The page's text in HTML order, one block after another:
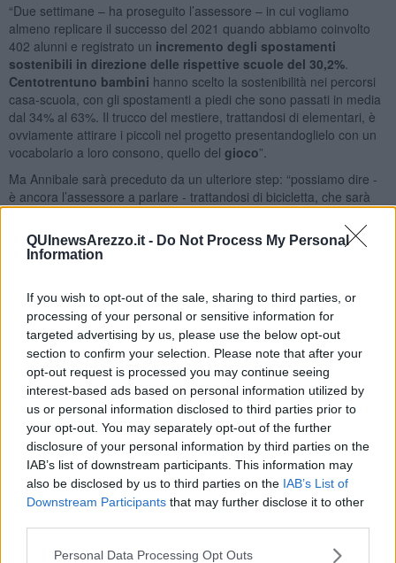
QUInewsArezzo.it - Do Not Process My Personal
Information
If you wish to opt-out of the sale, sharing to third parties, or
processing of your personal or sensitive information for
targeted advertising by us, please use the below opt-out
section to confirm your selection. Please note that after your
opt-out request is processed you may continue seeing
interest-based ads based on personal information utilized by
us or personal information disclosed to third parties prior to
your opt-out. You may separately opt-out of the further
disclosure of your personal information by third parties on the
IAB’s list of downstream participants. This information may
also be disclosed by us to third parties on the IAB’s List of
Downstream Participants that may further disclose it to other
Personal Data Processing Opt Outs
“Due settimane – ha proseguito l’assessore – in cui vogliamo
almeno replicare il successo del 2021 quando abbiamo coinvolto
402 alunni e registrato un incremento degli spostamenti
sostenibili in direzione delle rispettive scuole del 30,2%.
Centotrentuno bambini hanno scelto la sostenibilità nei percorsi
casa-scuola, con gli spostamenti a piedi che sono passati in media
dal 34% al 63%. Il trucco del mestiere, trattandosi di elementari, è
ovviamente attirare i piccoli nel progetto presentandoglielo con un
vocabolario a loro consono, quello del gioco”.
Ma Annibale sarà preceduto da un ulteriore step: “possiamo dire -
è ancora l’assessore a parlare - trattandosi di bicicletta, che sarà
come un ottimo compagno di squadra che tira la volata allo
sprinter. Ringrazio innanzitutto la Fiab
per averlo ideato e collocato
in un momento dell’anno che si presta a un cambio di abitudini: la
a lasciare a casa l’auto”.
Dalunedì 21avenerdì 25 marzo, Federazione italiana ambiente
e bicicletta organizza percorsi dip
edibus o bicibus con i genitori
delle scuole dell’infanzia o con gli alunni delle primarie.
le pedalate saranno illustrate in dettaglio suandiamoinbici.it
sezione “Eventi - Manifestazioni”.
Newsletter QUInews - ToscanaMedia.Arriva gratis tutti i giorni
alle 20:00 direttamente nella tua casella di posta.